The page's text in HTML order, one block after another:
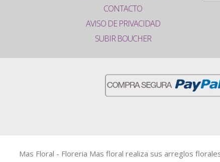
CONTACTO
AVISO DE PRIVACIDAD
SUBIR BOUCHER
Mas Floral - Floreria Mas floral realiza sus arreglos